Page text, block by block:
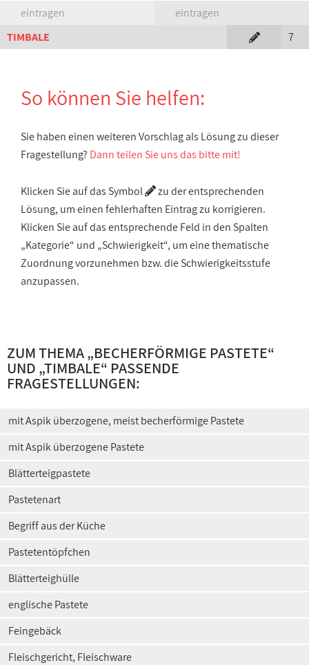
eintragen
eintragen
TIMBALE
7
So können Sie helfen:
Sie haben einen weiteren Vorschlag als Lösung zu dieser
Fragestellung? Dann teilen Sie uns das bitte mit!
Klicken Sie auf das Symbol
zu der entsprechenden
Lösung, um einen fehlerhaften Eintrag zu korrigieren.
Klicken Sie auf das entsprechende Feld in den Spalten
„Kategorie“ und „Schwierigkeit“, um eine thematische
Zuordnung vorzunehmen bzw. die Schwierigkeitsstufe
anzupassen.
ZUM THEMA „BECHERFÖRMIGE PASTETE“
UND „TIMBALE“ PASSENDE
FRAGESTELLUNGEN:
mit Aspik überzogene, meist becherförmige Pastete
mit Aspik überzogene Pastete
Blätterteigpastete
Pastetenart
Begriff aus der Küche
Pastetentöpfchen
Blätterteighülle
englische Pastete
Feingebäck
Fleischgericht, Fleischware